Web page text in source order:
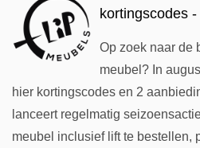
kortingscodes
Op zoek naar de
meubel? In
hier kortingscodes en 2
lanceert regelmatig
meubel inclusief lift te bestellen,